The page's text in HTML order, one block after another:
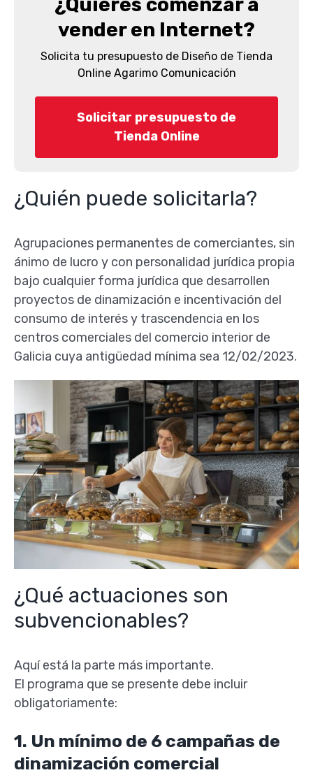
vender en Internet?
Solicita tu presupuesto de Diseño de Tienda
Online Agarimo Comunicación
Solicitar presupuesto de
Tienda Online
¿Quién puede solicitarla?
Agrupaciones permanentes de comerciantes, sin
ánimo de lucro y con personalidad jurídica propia
bajo cualquier forma jurídica que desarrollen
proyectos de dinamización e incentivación del
consumo de interés y trascendencia en los
centros comerciales del comercio interior de
Galicia cuya antigüedad mínima sea 12/02/2023.
¿Qué actuaciones son
subvencionables?
Aquí está la parte más importante.
El programa que se presente debe incluir
obligatoriamente:
1. Un mínimo de 6 campañas de
dinamización comercial